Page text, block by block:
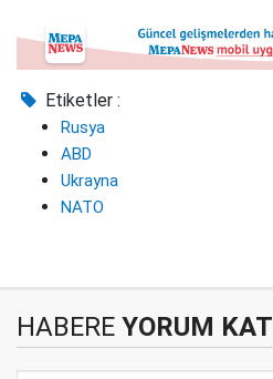
Etiketler :
Rusya
ABD
Ukrayna
NATO
HABERE YORUM KAT